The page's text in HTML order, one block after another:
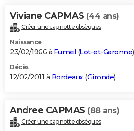
Viviane CAPMAS (44 ans)
Créer une cagnotte obsèques
Naissance
23/02/1966 à Fumel (Lot-et-Garonne)
Décès
12/02/2011 à Bordeaux(Gironde)
Andree CAPMAS (88 ans)
Créer une cagnotte obsèques